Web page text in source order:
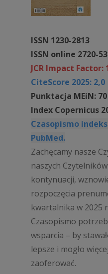
ISSN 1230-2813
ISSN online 2720-
JCR Impact Factor:
CiteScore 2025: 2,0
Punktacja MEiN: 70
Index Copernicus
Czasopismo
PubMed.
Zachęcamy nasze
naszych
kontynuacji,
rozpoczęcia
kwartalnika w 2025
Czasopismo
wsparcia – by
lepsze i mogło
zaoferować.